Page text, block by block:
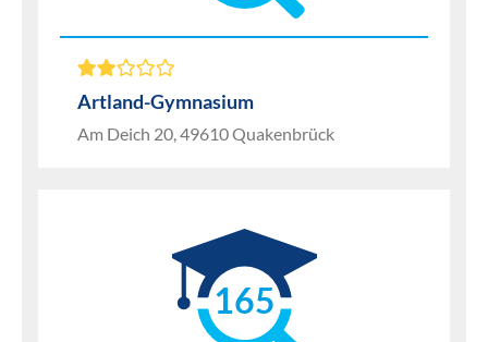
Artland-Gymnasium
Am Deich 20, 49610 Quakenbrück
165